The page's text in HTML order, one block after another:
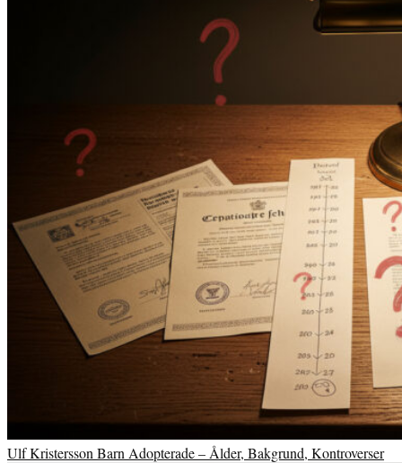
Ulf Kristersson Barn Adopterade – Ålder, Bakgrund, Kontroverser